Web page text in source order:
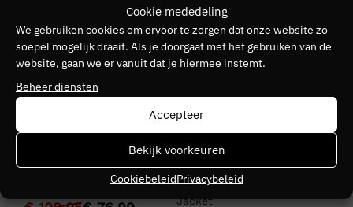
Cookie mededeling
We gebruiken cookies om ervoor te zorgen dat onze website zo
soepel mogelijk draait. Als je doorgaat met het gebruiken van de
website, gaan we er vanuit dat je hiermee instemt.
Beheer diensten
Accepteer
Bekijk voorkeuren
CookiebeleidPrivacybeleid
+ 1 kleuren
Jorcustom
Jacket